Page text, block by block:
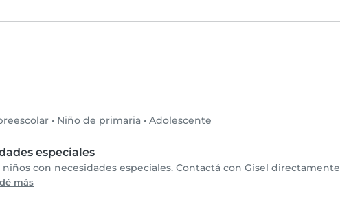
• Niño de primaria • Adolescente
especiales
con necesidades especiales. Contactá con Gisel directamente
más